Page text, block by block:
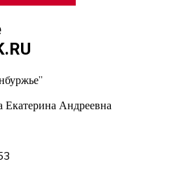
Екатерина Андреевна